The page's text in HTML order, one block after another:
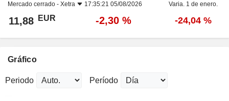
Mercado cerrado - Xetra 17:35:21 05/08/2026 Varia. 1 de enero.
11,88 EUR -2,30 % -24,04 %
Gráfico
Periodo Período